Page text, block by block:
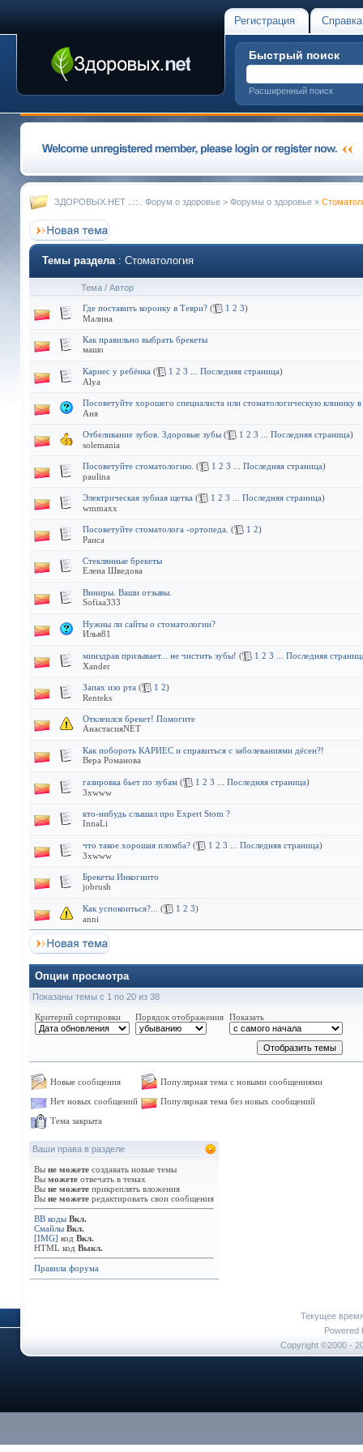
Регистрация Справка
Быстрый поиск
Расширенный поиск
ЗДОРОВЫХ.НЕТ ..::.. Форум о здоровье > Форумы о здоровье »
Темы раздела: Стоматология
Тема / Автор
Где поставить коронку в Теври? ( 1 2 3)
Малина
Как правильно выбрать брекеты
машо
Кариес у ребёнка ( 1 2 3 Последняя страница)
Alya
Посоветуйте хорошего специалиста или стоматологическую клинику
Аня
Отбеливание зубов. Здоровые зубы ( 1 2 3 Последняя страница)
solemania
Посоветуйте стоматологию. ( 1 2 3 Последняя страница)
paulina
Электрическая зубная щетка ( 1 2 3 Последняя страница)
wmmaxx
Посоветуйте стоматолога -ортопеда. ( 1 2)
Раиса
Стеклянные брекеты
Елена Шведова
Виниры. Ваши отзывы.
Sofiaa333
Нужны ли сайты о стоматологии?
Илья81
минздрав призывает... не чистить зубы! ( 1 2 3
Последняя
Xander
Запах изо рта ( 1 2)
Renteks
Отклеился брекет! Помогите
АнастасияNET
Как побороть КАРИЕС и справиться с заболеваниями дёсен?!
Вера Романова
газировка бьет по зубам ( 1 2 3 Последняя страница)
3xwww
кто-нибудь слышал про Expert Stom ?
InnaLi
что такое хорошая пломба? ( 1 2 3 Последняя страница)
3xwww
Брекеты Инкогнито
jobrush
Как успокоиться?... ( 1 2 3)
anni
Опции просмотра
Показаны темы с 1 по 20 из 38
Критерий сортировки Порядок отображения Показать
Новые сообщения
Популярная тема с новыми сообщениями
Нет новых сообщений
Популярная тема без новых сообщений
Тема закрыта
Ваши права в разделе
Вы не можете создавать новые темы
Вы можете отвечать в темах
Вы не можете прикреплять вложения
Вы не можете редактировать свои сообщения
BB коды Вкл.
Смайлы Вкл.
[IMG] код Вкл.
HTML код Выкл.
Правила форума
Текущее
Powered
Copyright ©2000 -